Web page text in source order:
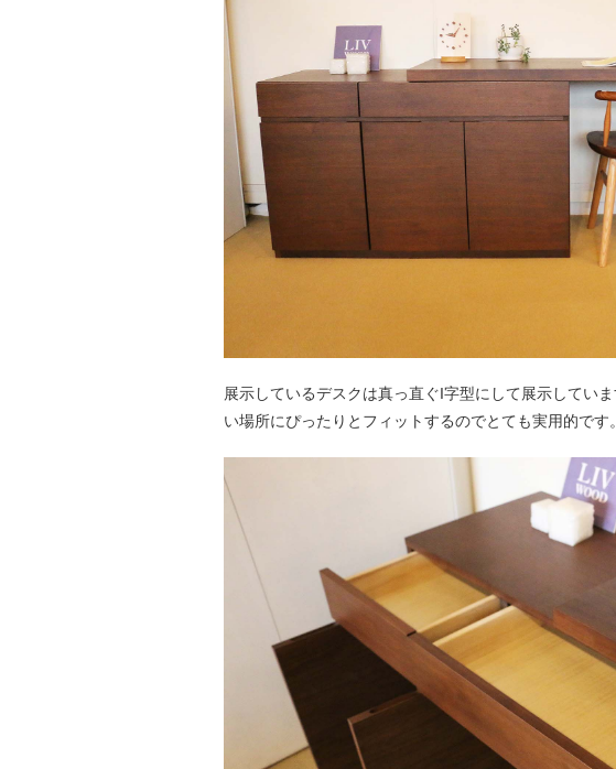
展示しているデスクは真っ直ぐI字型にして展示してい
い場所にぴったりとフィットするのでとても実用的です。